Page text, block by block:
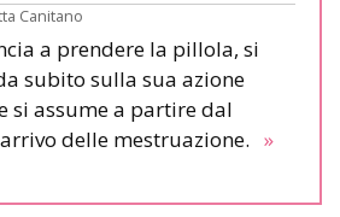
Canitano
a prendere la pillola, si
subito sulla sua azione
si assume a partire dal
delle mestruazione. »